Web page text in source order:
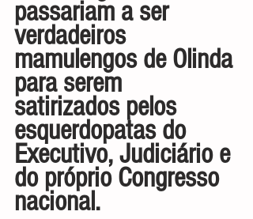
passariam a ser
verdadeiros
mamulengos de Olinda
para serem
satirizados pelos
esquerdopatas do
Executivo, Judiciário e
do próprio Congresso
nacional.